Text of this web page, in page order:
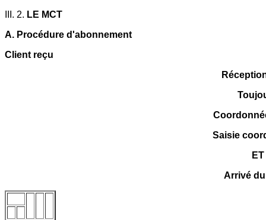
III. 2. LE MCT
A. Procédure d'abonnement
Client reçu
Saisie
ET
Arrivé